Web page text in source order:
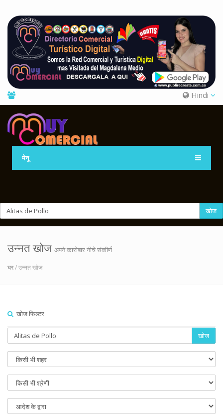
Hindi
मेनू
खोज
उन्नत खोज अपने कारोबार नीचे संकीर्ण
घर/ उन्नत खोज
खोज फिल्टर
खोज